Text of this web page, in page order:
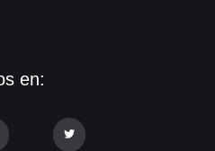
en: